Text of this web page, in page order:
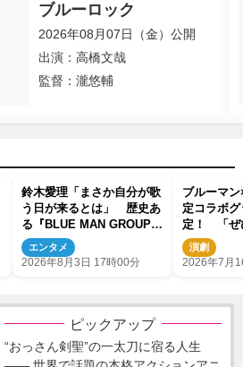
ブルーロック
2026年08月07日（金）公開
出演：高橋文哉
監督：瀧悠輔
鈴木愛理「まさか自分が歌
う日が来るとは」 歴史あ
る『BLUE MAN GROUP』
楽曲「I FEEL LOVE」を熱
唱
エンタメ
2026年8月3日 17時00分
ブルーマ
定コラボ
定！ 「ぜ
トートバ
制作
演劇
2026年7月
ピックアップ
“おっさん剣聖”の一太刀に宿る人生